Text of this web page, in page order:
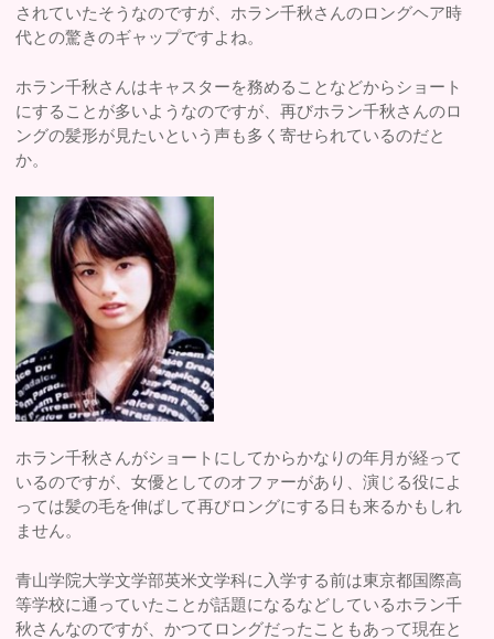
されていたそうなのですが、ホラン千秋さんのロングヘア時
代との驚きのギャップですよね。
ホラン千秋さんはキャスターを務めることなどからショート
にすることが多いようなのですが、再びホラン千秋さんのロ
ングの髪形が見たいという声も多く寄せられているのだと
か。
ホラン千秋さんがショートにしてからかなりの年月が経って
いるのですが、女優としてのオファーがあり、演じる役によ
っては髪の毛を伸ばして再びロングにする日も来るかもしれ
ません。
青山学院大学文学部英米文学科に入学する前は東京都国際高
等学校に通っていたことが話題になるなどしているホラン千
秋さんなのですが、かつてロングだったこともあって現在と